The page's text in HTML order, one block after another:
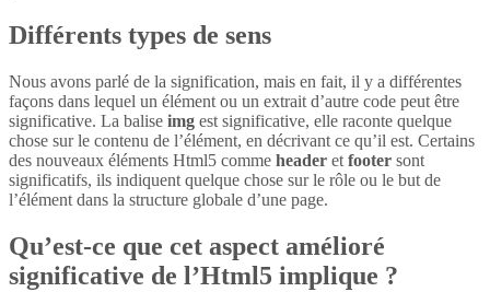
Différents types de sens
Nous avons parlé de la signification, mais en fait, il y a différentes
façons dans lequel un élément ou un extrait d’autre code peut être
significative. La balise img est significative, elle raconte quelque
chose sur le contenu de l’élément, en décrivant ce qu’il est. Certains
des nouveaux éléments Html5 comme header et footer sont
significatifs, ils indiquent quelque chose sur le rôle ou le but de
l’élément dans la structure globale d’une page.
Qu’est-ce que cet aspect amélioré
significative de l’Html5 implique ?